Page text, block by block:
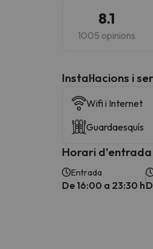
8.1
1005 opinions
Instal·lacions i
Wifi i Internet
Guardaesquís
Horari
Entrada
De 16:00 a 23:30 h